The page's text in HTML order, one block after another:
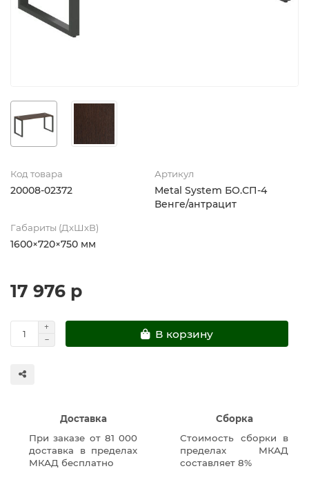
Код товара
20008-02372
Артикул
Metal System БО.СП-4
Венге/антрацит
Габариты (ДхШхВ)
1600×720×750 мм
17 976 р
В корзину
Доставка
При заказе от 81 000
доставка в пределах
МКАД бесплатно
Сборка
Стоимость сборки в
пределах МКАД
составляет 8%